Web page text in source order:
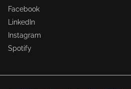
Facebook
LinkedIn
Instagram
Spotify